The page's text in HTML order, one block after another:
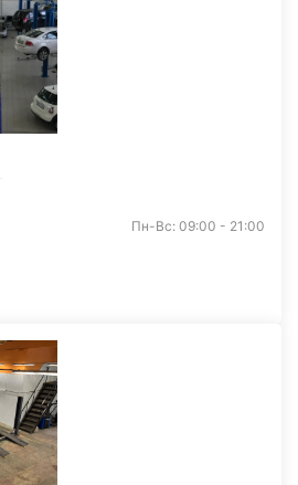
Пн-Вс: 09:00 - 21:00